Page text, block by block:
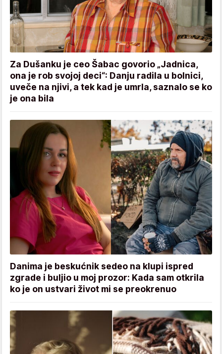
Za Dušanku je ceo Šabac govorio „Jadnica,
ona je rob svojoj deci“: Danju radila u bolnici,
uveče na njivi, a tek kad je umrla, saznalo se ko
je ona bila
Danima je beskućnik sedeo na klupi ispred
zgrade i buljio u moj prozor: Kada sam otkrila
ko je on ustvari život mi se preokrenuo